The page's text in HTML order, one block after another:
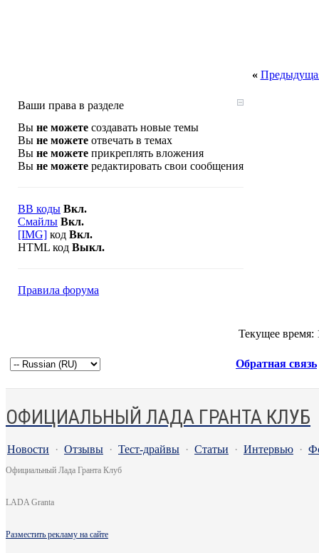
«
Ваши права в разделе
Вы не можете создавать новые темы
Вы не можете отвечать в темах
Вы не можете прикреплять вложения
Вы не можете редактировать свои сообщения
BB коды Вкл.
Смайлы Вкл.
[IMG] код Вкл.
HTML код Выкл.
Правила форума
Текущее время:
Обратная связь
ОФИЦИАЛЬНЫЙ ЛАДА ГРАНТА КЛУБ
Новости · Отзывы · Тест-драйвы · Статьи · Интервью ·
Официальный Лада Гранта Клуб
LADA Granta
Разместить рекламу на сайте